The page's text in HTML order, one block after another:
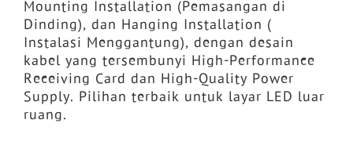
Mounting Installation (Pemasangan di
Dinding), dan Hanging Installation (
Instalasi Menggantung), dengan desain
kabel yang tersembunyi High-Performance
Receiving Card dan High-Quality Power
Supply. Pilihan terbaik untuk layar LED luar
ruang.